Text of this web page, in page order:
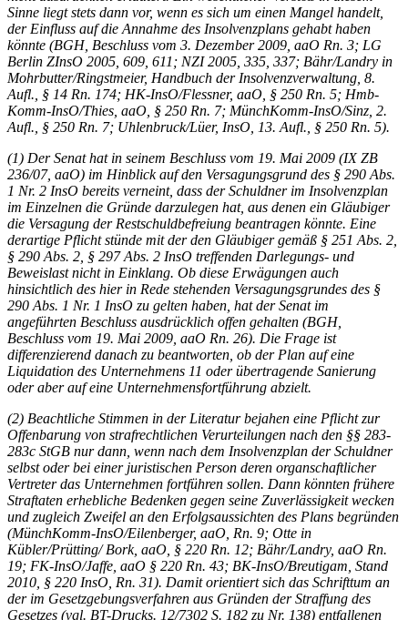
Sinne liegt stets dann vor, wenn es sich um einen Mangel handelt,
der Einfluss auf die Annahme des Insolvenzplans gehabt haben
könnte (BGH, Beschluss vom 3. Dezember 2009, aaO Rn. 3; LG
Berlin ZInsO 2005, 609, 611; NZI2005, 335, 337; Bähr/Landry in
Mohrbutter/Ringstmeier, Handbuch der Insolvenzverwaltung, 8.
Aufl., § 14 Rn. 174; HK-InsO/Flessner, aaO, § 250 Rn. 5; Hmb-
Komm-InsO/Thies, aaO, § 250 Rn. 7; MünchKomm-InsO/Sinz, 2.
Aufl., § 250 Rn. 7; Uhlenbruck/Lüer, InsO, 13. Aufl., § 250 Rn. 5).
(1) Der Senat hat in seinem Beschluss vom 19. Mai 2009 (IX ZB
236/07, aaO) im Hinblick auf den Versagungsgrund des § 290 Abs.
1 Nr. 2 InsO bereits verneint, dass der Schuldner im Insolvenzplan
im Einzelnen die Gründe darzulegen hat, aus denen ein Gläubiger
die Versagung der Restschuldbefreiung beantragen könnte. Eine
derartige Pflicht stünde mit der den Gläubiger gemäß § 251 Abs. 2,
§ 290 Abs. 2, § 297 Abs. 2 InsO treffenden Darlegungs- und
Beweislast nicht in Einklang. Ob diese Erwägungen auch
hinsichtlich des hier in Rede stehenden Versagungsgrundes des §
290 Abs. 1 Nr. 1 InsO zu gelten haben, hat der Senat im
angeführten Beschluss ausdrücklich offen gehalten (BGH,
Beschluss vom 19. Mai 2009, aaO Rn. 26). Die Frage ist
differenzierend danach zu beantworten, ob der Plan auf eine
Liquidation des Unternehmens 11 oder übertragende Sanierung
oder aber auf eine Unternehmensfortführung abzielt.
(2) Beachtliche Stimmen in der Literatur bejahen eine Pflicht zur
Offenbarung von strafrechtlichen Verurteilungen nach den §§ 283-
283c StGB nur dann, wenn nach dem Insolvenzplan der Schuldner
selbst oder bei einer juristischen Person deren organschaftlicher
Vertreter das Unternehmen fortführen sollen. Dann könnten frühere
Straftaten erhebliche Bedenken gegen seine Zuverlässigkeit wecken
und zugleich Zweifel an den Erfolgsaussichten des Plans begründen
(MünchKomm-InsO/Eilenberger, aaO, Rn. 9; Otte in
Kübler/Prütting/ Bork, aaO, § 220 Rn. 12; Bähr/Landry, aaO Rn.
19; FK-InsO/Jaffe, aaO § 220 Rn. 43; BK-InsO/Breutigam, Stand
2010, § 220 InsO, Rn. 31). Damit orientiert sich das Schrifttum an
der im Gesetzgebungsverfahren aus Gründen der Straffung des
Gesetzes (vgl. BT-Drucks. 12/7302 S. 182 zu Nr. 138) entfallenen